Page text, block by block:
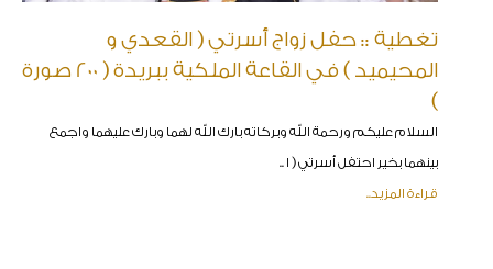
تغطية :: حفل زواج أسرتي ( القعدي و
المحيميد ) في القاعة الملكية ببريدة ( 200 صورة
)
السلام عليكم ورحمة الله وبركاته بارك الله لهما وبارك عليهما واجمع
بينهما بخير احتفل أسرتي ( ا ..
قراءة المزيد..